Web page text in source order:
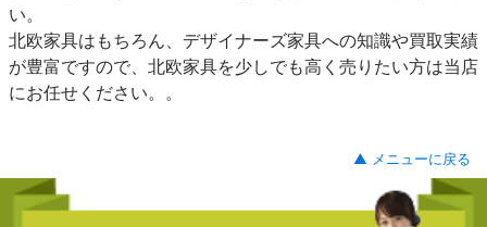
い。
北欧家具はもちろん、デザイナーズ家具への知識や買取実績
が豊富ですので、北欧家具を少しでも高く売りたい方は当店
にお任せください。。
▲ メニューに戻る